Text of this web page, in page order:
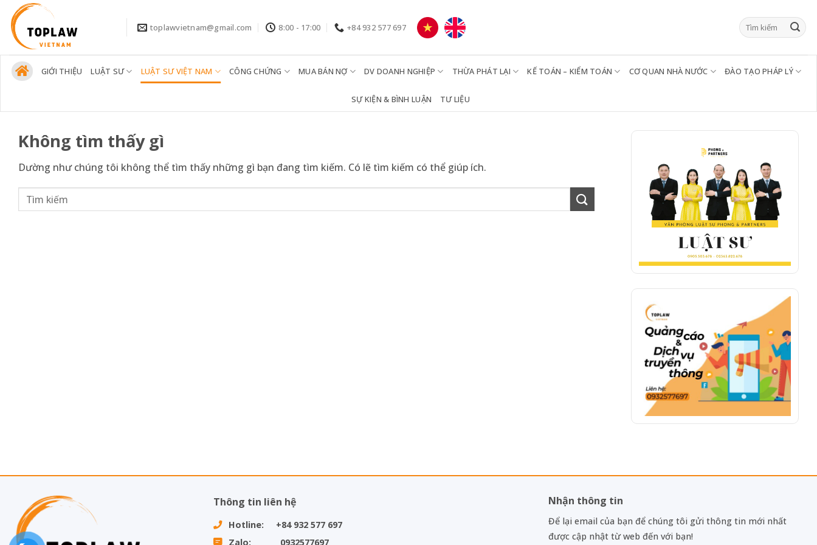
qua
nội
dung
toplawvietnam@gmail.com 8:00 - 17:00 +84 932 577 697
GIỚI THIỆU LUẬT SƯ LUẬT SƯ VIỆT NAM CÔNG CHỨNG MUA BÁN NỢ DV DOANH NGHIỆP THỪA PHÁT LẠI KẾ TOÁN – KIỂM TOÁN CƠ QUAN NHÀ NƯỚC ĐÀO TẠO PHÁP LÝ
SỰ KIỆN & BÌNH LUẬN TƯ LIỆU
Không tìm thấy gì
Dường như chúng tôi không thể tìm thấy những gì bạn đang tìm kiếm. Có lẽ tìm kiếm có thể giúp ích.
Thông tin liên hệ
Hotline: +84 932 577 697
Zalo: 0932577697
Nhận thông tin
Để lại email của bạn để chúng tôi gửi thông tin mới nhất
được cập nhật từ web đến với bạn!